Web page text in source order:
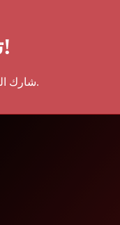
تواصل مع الأصدقاء!
شارك الحظات الجديدة في حياتك مع أصدقائك.